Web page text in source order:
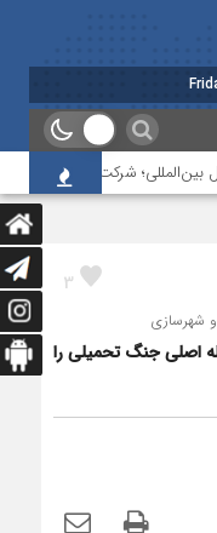
شرکت‌ها زیر فشار
3
و شهرسازی
اصلی جنگ تحمیلی را